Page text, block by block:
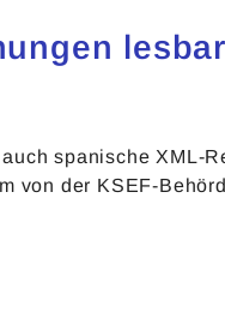
spanische XML-
von der KSEF-